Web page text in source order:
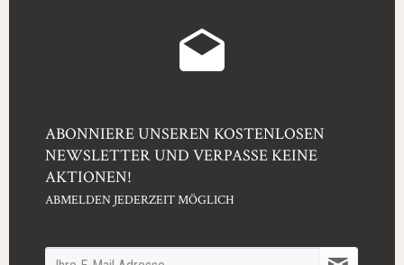
ABONNIERE UNSEREN KOSTENLOSEN
NEWSLETTER UND VERPASSE KEINE
AKTIONEN!
ABMELDEN JEDERZEIT MÖGLICH